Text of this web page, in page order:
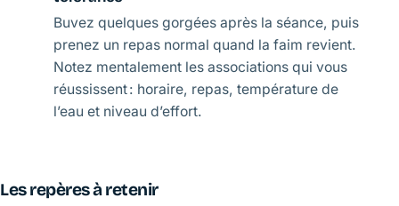
Buvez quelques gorgées après la séance, puis
prenez un repas normal quand la faim revient.
Notez mentalement les associations qui vous
réussissent : horaire, repas, température de
l’eau et niveau d’effort.
Les repères à retenir